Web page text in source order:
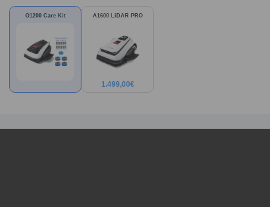
O1200 Care Kit A1600 LiDAR PRO
1.499,00€